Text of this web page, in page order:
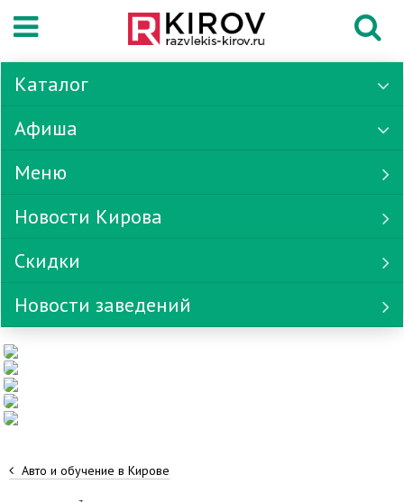
Каталог
Афиша
Меню
Новости Кирова
Скидки
Новости заведений
Авто и обучение в Кирове